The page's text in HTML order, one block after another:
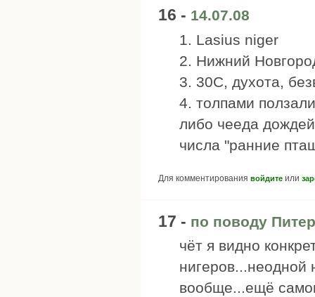
16 - 14.07.08
1. Lasius niger
2. Нижний
3. 30C, духота,
4. толпами
либо чееда
числа "ранние
Для комментирования войдите или
17 - по поводу
чёт я видно
нигеров...неодной
вообще...ещё